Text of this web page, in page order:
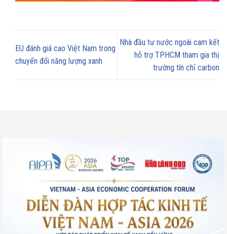
EU đánh giá cao Việt Nam trong
chuyển đổi năng lượng xanh
Nhà đầu tư nước ngoài cam kết
hỗ trợ TPHCM tham gia thị
trường tín chỉ carbon